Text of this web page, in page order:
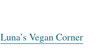
Luna’s Vegan Corner